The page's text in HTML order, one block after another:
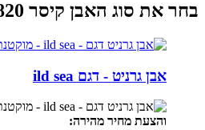
בחר את סוג האבן קיסר 5820 המועדף עלייך
אבן גרניט - דגם ild sea
והצעת מחיר מהירה: